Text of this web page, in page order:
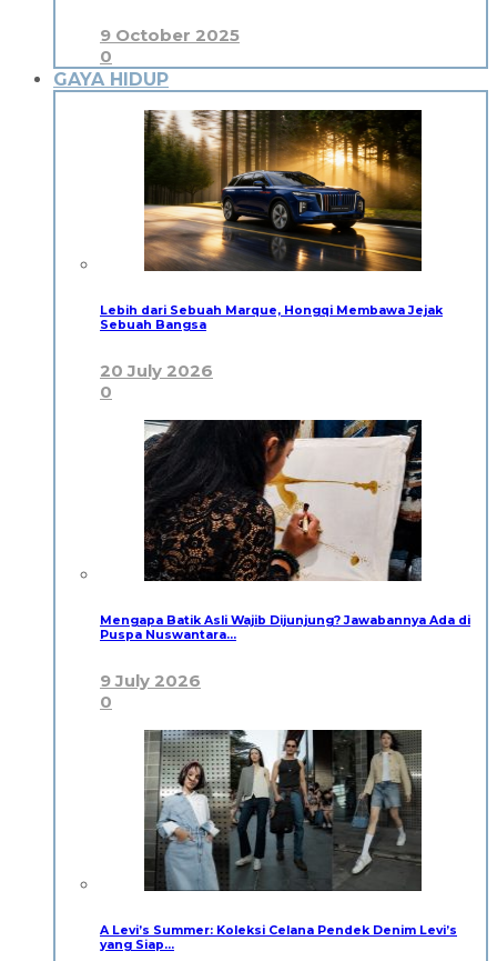
9 October 2025
0
GAYA HIDUP
Lebih dari Sebuah Marque, Hongqi Membawa Jejak
Sebuah Bangsa
20 July 2026
0
Mengapa Batik Asli Wajib Dijunjung? Jawabannya Ada di
Puspa Nuswantara…
9 July 2026
0
A Levi’s Summer: Koleksi Celana Pendek Denim Levi’s
yang Siap…